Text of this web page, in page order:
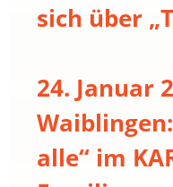
sich über
24. Januar
alle“ im